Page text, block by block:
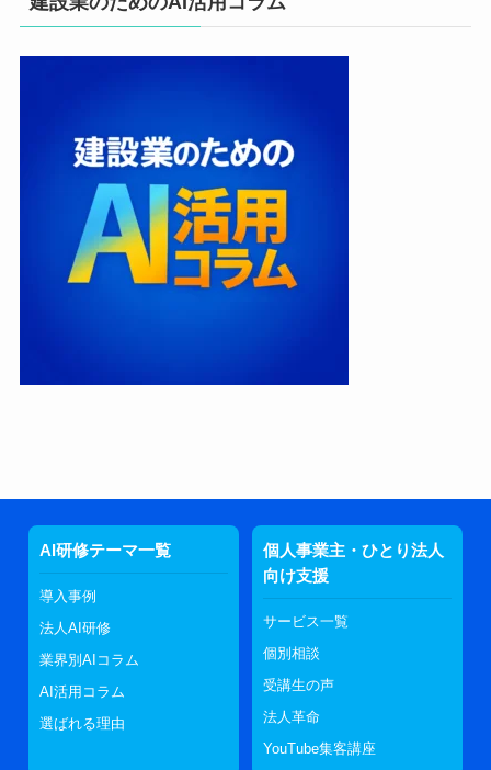
AI研修テーマ一覧
導入事例
法人AI研修
業界別AIコラム
AI活用コラム
選ばれる理由
個人事業主・ひとり法人
向け支援
サービス一覧
個別相談
受講生の声
法人革命
YouTube集客講座